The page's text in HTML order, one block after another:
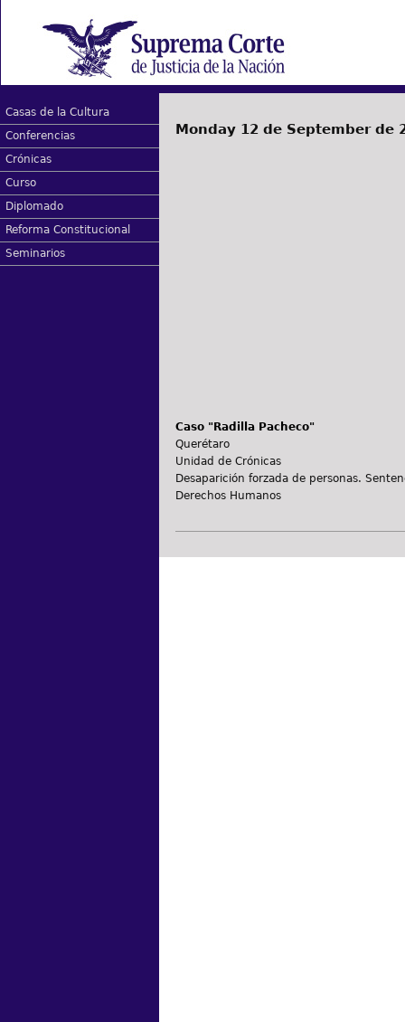
Casas de la Cultura
Conferencias
Crónicas
Curso
Diplomado
Reforma Constitucional
Seminarios
Monday 12 de September de
Caso "Radilla Pacheco"
Querétaro
Unidad de Crónicas
Desaparición forzada de personas.
Derechos Humanos